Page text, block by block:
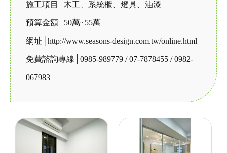
施工項目 | 木工、系統櫃、燈具、油漆
預算金額 | 50萬~55萬
網址│ http://www.seasons-design.com.tw/online.html
免費諮詢專線│0985-989779 / 07-7878455 / 0982-
067983